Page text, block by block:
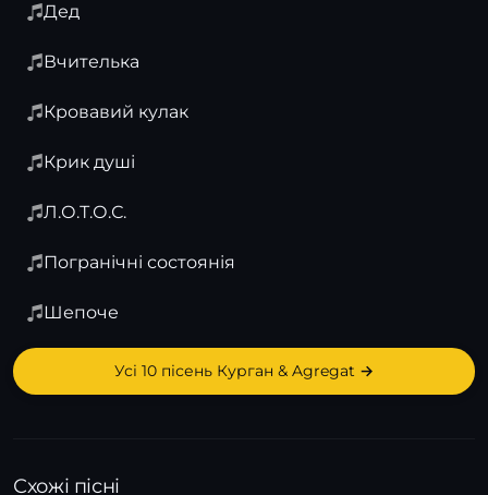
Дед
Вчителька
Кровавий кулак
Крик душі
Л.О.Т.О.С.
Погранічні состоянія
Шепоче
Усі 10 пісень Курган & Agregat →
Схожі пісні